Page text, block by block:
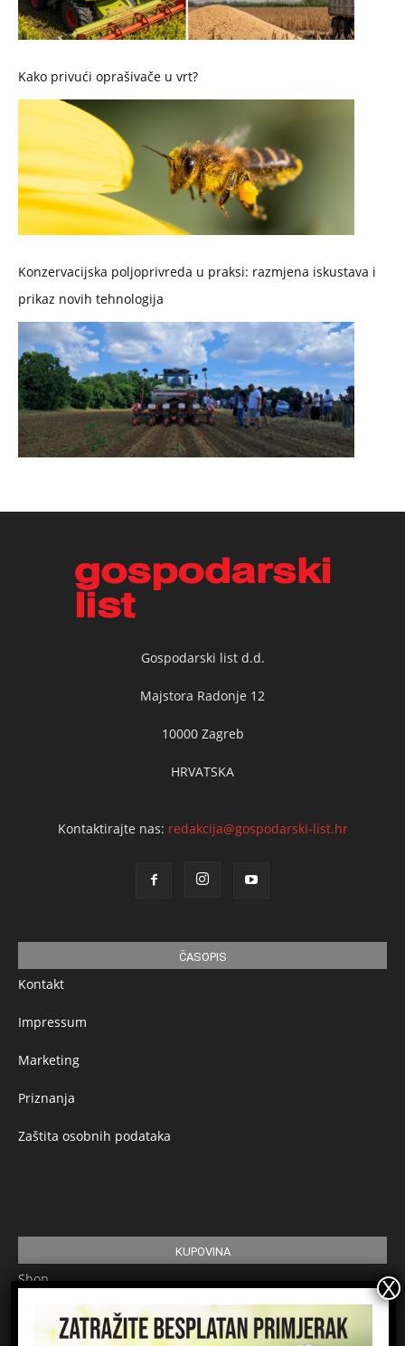
Kako privući oprašivače u vrt?
Konzervacijska poljoprivreda u praksi: razmjena iskustava i
prikaz novih tehnologija
Gospodarski list d.d.
Majstora Radonje 12
10000 Zagreb
HRVATSKA
Kontaktirajte nas: redakcija@gospodarski-list.hr
ČASOPIS
Kontakt
Impressum
Marketing
Priznanja
Zaštita osobnih podataka
KUPOVINA
Shop
Pretplata